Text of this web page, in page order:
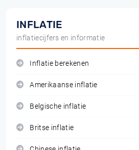
INFLATIE
inflatiecijfers en informatie
Inflatie berekenen
Amerikaanse inflatie
Belgische inflatie
Britse inflatie